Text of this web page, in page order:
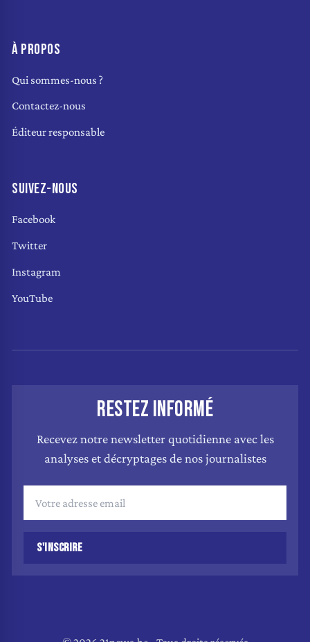
À PROPOS
Qui sommes-nous ?
Contactez-nous
Éditeur responsable
SUIVEZ-NOUS
Facebook
Twitter
Instagram
YouTube
RESTEZ INFORMÉ
Recevez notre newsletter quotidienne avec les
analyses et décryptages de nos journalistes
S'INSCRIRE